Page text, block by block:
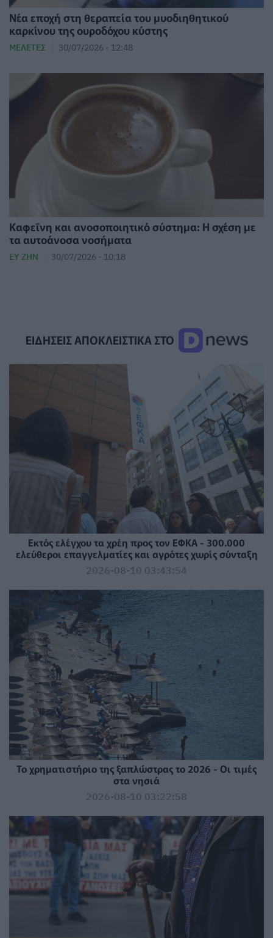
Νέα εποχή στη θεραπεία του μυοδιηθητικού
καρκίνου της ουροδόχου κύστης
ΜΕΛΈΤΕΣ 30/07/2026 - 12:48
Καφεΐνη και ανοσοποιητικό σύστημα: Η σχέση με
τα αυτοάνοσα νοσήματα
ΕΥ ΖΗΝ 30/07/2026 - 10:18
ΕΙΔΗΣΕΙΣ ΑΠΟΚΛΕΙΣΤΙΚΑ ΣΤΟ
Εκτός ελέγχου τα χρέη προς τον ΕΦΚΑ - 300.000
ελεύθεροι επαγγελματίες και αγρότες χωρίς σύνταξη
2026-08-10 03:43:54
Το χρηματιστήριο της ξαπλώστρας το 2026 - Οι τιμές
στα νησιά
2026-08-10 03:22:58